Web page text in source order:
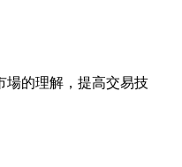
場的理解，提高交易技